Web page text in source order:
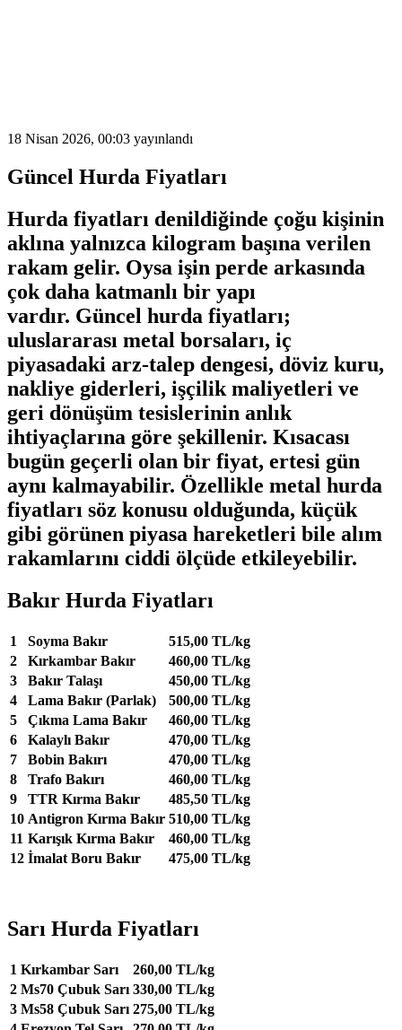
18 Nisan 2026, 00:03 yayınlandı
Güncel Hurda Fiyatları
Hurda fiyatları denildiğinde çoğu kişinin
aklına yalnızca kilogram başına verilen
rakam gelir. Oysa işin perde arkasında
çok daha katmanlı bir yapı
vardır. Güncel hurda fiyatları;
uluslararası metal borsaları, iç
piyasadaki arz-talep dengesi, döviz kuru,
nakliye giderleri, işçilik maliyetleri ve
geri dönüşüm tesislerinin anlık
ihtiyaçlarına göre şekillenir. Kısacası
bugün geçerli olan bir fiyat, ertesi gün
aynı kalmayabilir. Özellikle metal hurda
fiyatları söz konusu olduğunda, küçük
gibi görünen piyasa hareketleri bile alım
rakamlarını ciddi ölçüde etkileyebilir.
Bakır Hurda Fiyatları
1 Soyma Bakır
515,00 TL/kg
2
Kırkambar Bakır
460,00 TL/kg
3
Bakır Talaşı
450,00 TL/kg
4
Lama Bakır (Parlak)
500,00 TL/kg
5
Çıkma Lama Bakır
460,00 TL/kg
6
Kalaylı Bakır
470,00 TL/kg
7
Bobin Bakırı
470,00 TL/kg
8
Trafo Bakırı
460,00 TL/kg
9
TTR Kırma Bakır
485,50 TL/kg
10 Antigron Kırma Bakır 510,00 TL/kg
11 Karışık Kırma Bakır
460,00 TL/kg
12 İmalat Boru Bakır 475,00 TL/kg
Sarı Hurda Fiyatları
1 Kırkambar Sarı
260,00 TL/kg
2 Ms70 Çubuk Sarı 330,00 TL/kg
3 Ms58 Çubuk Sarı 275,00 TL/kg